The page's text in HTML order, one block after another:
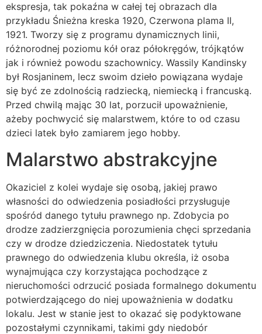
ekspresja, tak pokaźna w całej tej obrazach dla
przykładu Śnieżna kreska 1920, Czerwona plama II,
1921. Tworzy się z programu dynamicznych linii,
różnorodnej poziomu kół oraz półokręgów, trójkątów
jak i również powodu szachownicy. Wassily Kandinsky
był Rosjaninem, lecz swoim dzieło powiązana wydaje
się być ze zdolnością radziecką, niemiecką i francuską.
Przed chwilą mając 30 lat, porzucił upoważnienie,
ażeby pochwycić się malarstwem, które to od czasu
dzieci latek było zamiarem jego hobby.
Malarstwo abstrakcyjne
Okaziciel z kolei wydaje się osobą, jakiej prawo
własności do odwiedzenia posiadłości przysługuje
spośród danego tytułu prawnego np. Zdobycia po
drodze zadzierzgnięcia porozumienia chęci sprzedania
czy w drodze dziedziczenia. Niedostatek tytułu
prawnego do odwiedzenia klubu określa, iż osoba
wynajmująca czy korzystająca pochodzące z
nieruchomości odrzucić posiada formalnego dokumentu
potwierdzającego do niej upoważnienia w dodatku
lokalu. Jest w stanie jest to okazać się podyktowane
pozostałymi czynnikami, takimi gdy niedobór